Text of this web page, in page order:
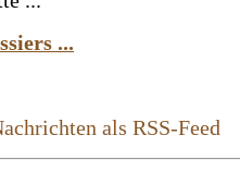
...
als RSS-Feed